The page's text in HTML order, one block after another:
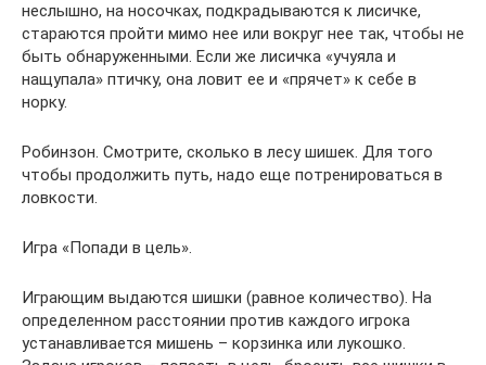
неслышно, на носочках, подкрадываются к лисичке,
стараются пройти мимо нее или вокруг нее так, чтобы не
быть обнаруженными. Если же лисичка «учуяла и
нащупала» птичку, она ловит ее и «прячет» к себе в
норку.
Робинзон. Смотрите, сколько в лесу шишек. Для того
чтобы продолжить путь, надо еще потренироваться в
ловкости.
Игра «Попади в цель».
Играющим выдаются шишки (равное количество). На
определенном расстоянии против каждого игрока
устанавливается мишень – корзинка или лукошко.